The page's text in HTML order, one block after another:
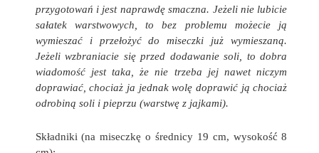
przygotowań i jest naprawdę smaczna. Jeżeli nie lubicie
sałatek warstwowych, to bez problemu możecie ją
wymieszać i przełożyć do miseczki już wymieszaną.
Jeżeli wzbraniacie się przed dodawanie soli, to dobra
wiadomość jest taka, że nie trzeba jej nawet niczym
doprawiać, chociaż ja jednak wolę doprawić ją chociaż
odrobiną soli i pieprzu (warstwę z jajkami).
Składniki (na miseczkę o średnicy 19 cm, wysokość 8